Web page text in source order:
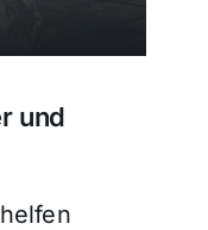
und